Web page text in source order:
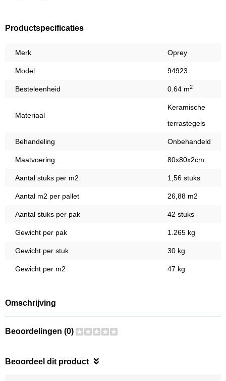
Productspecificaties
Merk Oprey
Model 94923
Besteleenheid 0.64 m2
Materiaal
Keramische
terrastegels
Behandeling Onbehandeld
Maatvoering 80x80x2cm
Aantal stuks per m2 1,56 stuks
Aantal m2 per pallet 26,88 m2
Aantal stuks per pak 42 stuks
Gewicht per pak 1.265 kg
Gewicht per stuk 30 kg
Gewicht per m2 47 kg
Omschrijving
Beoordelingen (0)
Beoordeel dit product